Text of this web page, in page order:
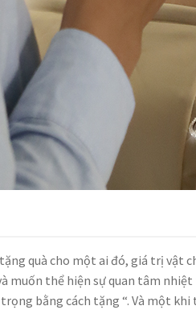
quà cho một ai đó, giá trị vật
muốn thể hiện sự quan tâm
bằng cách tặng “. Và một